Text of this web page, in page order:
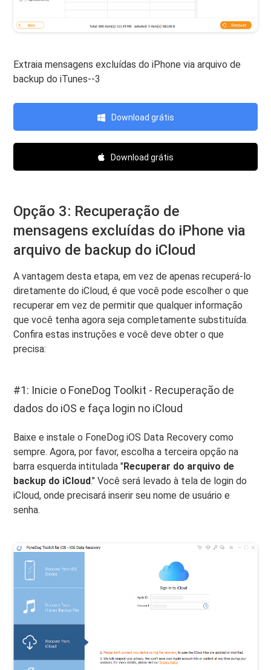
Extraia mensagens excluídas do iPhone via arquivo de
backup do iTunes--3
Download grátis
Download grátis
Opção 3: Recuperação de
mensagens excluídas do iPhone via
arquivo de backup do iCloud
A vantagem desta etapa, em vez de apenas recuperá-lo
diretamente do iCloud, é que você pode escolher o que
recuperar em vez de permitir que qualquer informação
que você tenha agora seja completamente substituída.
Confira estas instruções e você deve obter o que
precisa:
#1: Inicie o FoneDog Toolkit - Recuperação de
dados do iOS e faça login no iCloud
Baixe e instale o FoneDog iOS Data Recovery como
sempre. Agora, por favor, escolha a terceira opção na
barra esquerda intitulada "Recuperar do arquivo de
backup do iCloud." Você será levado à tela de login do
iCloud, onde precisará inserir seu nome de usuário e
senha.